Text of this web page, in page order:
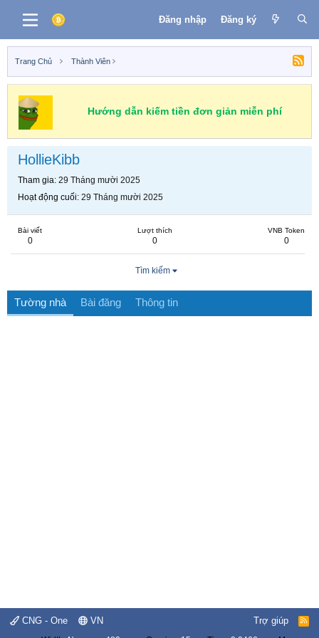
Đăng nhập Đăng ký
Trang Chủ Thành Viên
Hướng dẫn kiếm tiền đơn giản miễn phí
HollieKibb
Tham gia 29 Tháng mười 2025
Hoạt động cuối 29 Tháng mười 2025
Bài viết
0
Lượt thích
0
VNB Token
0
Tìm kiếm
Tường nhà Bài đăng Thông tin
CNG - One VN Trợ giúp
R